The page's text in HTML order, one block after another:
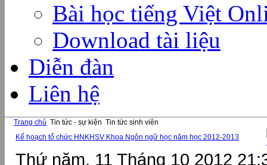
Bài học tiếng Việt
Download tài liệu
Diễn đàn
Liên hệ
Trang chủ Tin tức - sự kiện Tin tức sinh viên
Kế hoạch tổ chức HNKHSV Khoa Ngôn ngữ học năm học 2012-2013
Thứ năm, 11 Tháng 10 2012